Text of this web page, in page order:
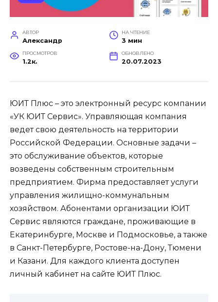
АВТОР
Александр
НА ЧТЕНИЕ
3 мин
ПРОСМОТРОВ
1.2к.
ОБНОВЛЕНО
20.07.2023
ЮИТ Плюс – это электронный ресурс компании
«УК ЮИТ Сервис». Управляющая компания
ведет свою деятельность на территории
Российской Федерации. Основные задачи –
это обслуживание объектов, которые
возведены собственным строительным
предприятием. Фирма предоставляет услуги
управления жилищно-коммунальным
хозяйством. Абонентами организации ЮИТ
Сервис являются граждане, проживающие в
Екатеринбурге, Москве и Подмосковье, а также
в Санкт-Петербурге, Ростове-на-Дону, Тюмени
и Казани. Для каждого клиента доступен
личный кабинет на сайте ЮИТ Плюс.